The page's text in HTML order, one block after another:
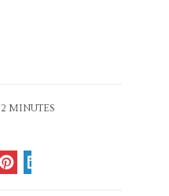
2 MINUTES